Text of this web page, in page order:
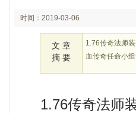
时间：2019-03-06
文 章
摘 要
1.76传奇法师
血传奇任命小
1.76传奇法师